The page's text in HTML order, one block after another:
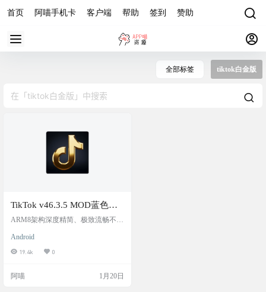
首页 阿喵手机卡 客户端 帮助 签到 赞助
全部标签 tiktok白金版
TikTok v46.3.5 MOD蓝色白
金版 ，特别定制版，内置插
区，后台播放，可邮箱，谷
歌登录。
ARM8架构深度精简、极致流畅不掉
备完美兼容、移除冗余稳定不闪退
这个版本和TikTokModCloud版本签
另一方面有升级弹窗，但是下载资
Android
19.4k 0
阿喵 1月20日